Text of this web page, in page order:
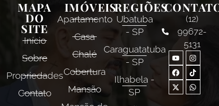
MAPA
DO
SITE
Início
Sobre
Propriedades
Contato
IMÓVEIS
Apartamento
Casa
Chalé
Cobertura
Mansão
REGIÕES
Ubatuba
- SP
Caraguatatuba
- SP
Ilhabela -
SP
(12)
99672-
5131